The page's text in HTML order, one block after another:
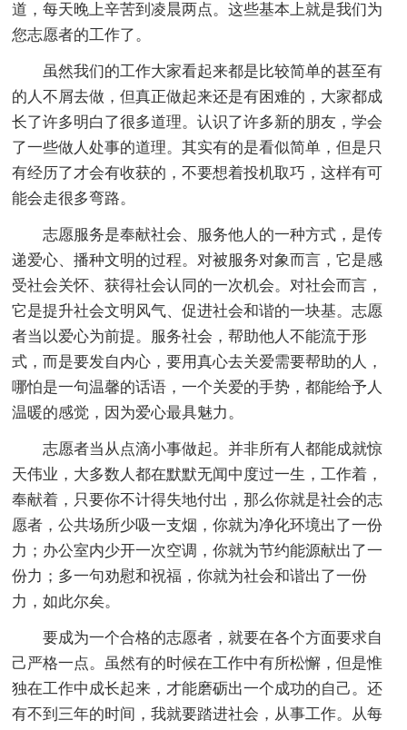
道，每天晚上辛苦到凌晨两点。这些基本上就是我们为
您志愿者的工作了。
虽然我们的工作大家看起来都是比较简单的甚至有
的人不屑去做，但真正做起来还是有困难的，大家都成
长了许多明白了很多道理。认识了许多新的朋友，学会
了一些做人处事的道理。其实有的是看似简单，但是只
有经历了才会有收获的，不要想着投机取巧，这样有可
能会走很多弯路。
志愿服务是奉献社会、服务他人的一种方式，是传
递爱心、播种文明的过程。对被服务对象而言，它是感
受社会关怀、获得社会认同的一次机会。对社会而言，
它是提升社会文明风气、促进社会和谐的一块基。志愿
者当以爱心为前提。服务社会，帮助他人不能流于形
式，而是要发自内心，要用真心去关爱需要帮助的人，
哪怕是一句温馨的话语，一个关爱的手势，都能给予人
温暖的感觉，因为爱心最具魅力。
志愿者当从点滴小事做起。并非所有人都能成就惊
天伟业，大多数人都在默默无闻中度过一生，工作着，
奉献着，只要你不计得失地付出，那么你就是社会的志
愿者，公共场所少吸一支烟，你就为净化环境出了一份
力；办公室内少开一次空调，你就为节约能源献出了一
份力；多一句劝慰和祝福，你就为社会和谐出了一份
力，如此尔矣。
要成为一个合格的志愿者，就要在各个方面要求自
己严格一点。虽然有的时候在工作中有所松懈，但是惟
独在工作中成长起来，才能磨砺出一个成功的自己。还
有不到三年的时间，我就要踏进社会，从事工作。从每